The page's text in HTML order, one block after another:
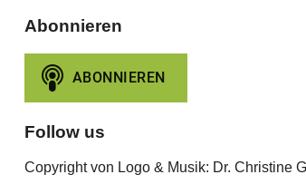
Abonnieren
Follow us
Copyright von Logo & Musik: Dr. Christine